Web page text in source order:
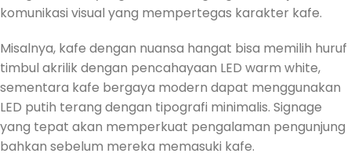
komunikasi visual yang mempertegas karakter kafe.
Misalnya, kafe dengan nuansa hangat bisa memilih huruf
timbul akrilik dengan pencahayaan LED warm white,
sementara kafe bergaya modern dapat menggunakan
LED putih terang dengan tipografi minimalis. Signage
yang tepat akan memperkuat pengalaman pengunjung
bahkan sebelum mereka memasuki kafe.